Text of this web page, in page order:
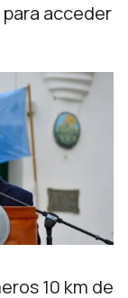
acceder
10 km de